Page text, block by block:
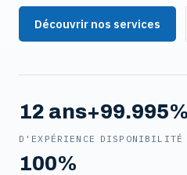
Découvrir nos services
12 ans+
D'EXPÉRIENCE
99.995%
DISPONIBILITÉ
100%